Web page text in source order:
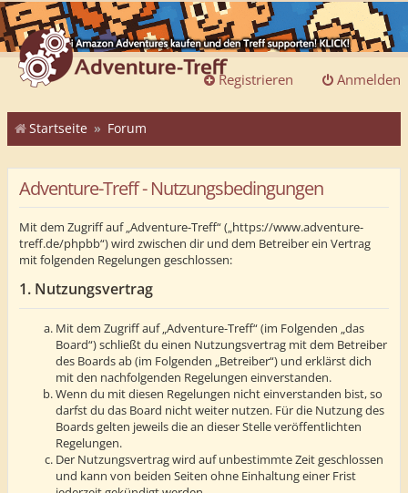
Anmelden
Registrieren
Startseite Forum
Adventure-Treff - Nutzungsbedingungen
Mit dem Zugriff auf „Adventure-Treff“ („https://www.adventure-
treff.de/phpbb“) wird zwischen dir und dem Betreiber ein Vertrag
mit folgenden Regelungen geschlossen:
1. Nutzungsvertrag
Mit dem Zugriff auf „Adventure-Treff“ (im Folgenden „das
Board“) schließt du einen Nutzungsvertrag mit dem Betreiber
des Boards ab (im Folgenden „Betreiber“) und erklärst dich
mit den nachfolgenden Regelungen einverstanden.
Wenn du mit diesen Regelungen nicht einverstanden bist, so
darfst du das Board nicht weiter nutzen. Für die Nutzung des
Boards gelten jeweils die an dieser Stelle veröffentlichten
Regelungen.
Der Nutzungsvertrag wird auf unbestimmte Zeit geschlossen
und kann von beiden Seiten ohne Einhaltung einer Frist